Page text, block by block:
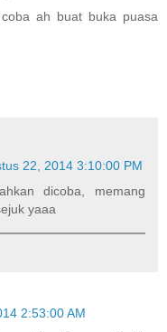
ah buat buka puasa
22, 2014 3:10:00 PM
dicoba, memang
yaaa
2:53:00 AM